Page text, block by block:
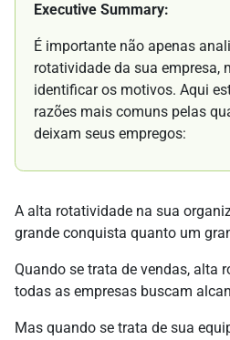
Executive Summary:
É importante não apenas
rotatividade da sua empresa,
identificar os motivos. Aqui
razões mais comuns pelas
deixam seus empregos:
A alta rotatividade na sua
grande conquista quanto um
Quando se trata de vendas, alta
todas as empresas buscam
Mas quando se trata de sua